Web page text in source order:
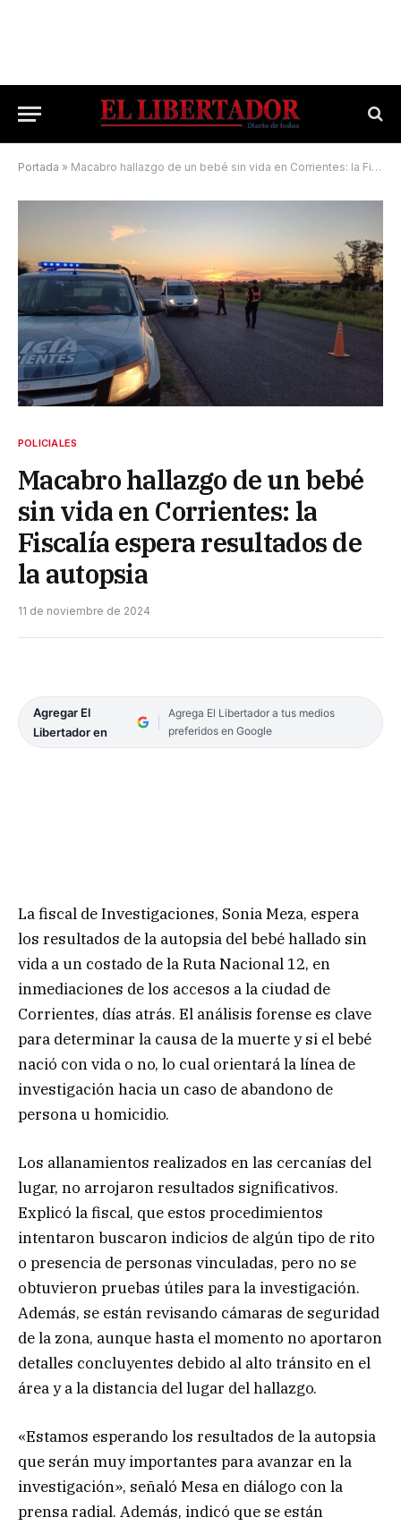
Portada » Macabro hallazgo de un bebé sin vida en Corrientes: la Fiscalía espera resultados de la autopsia
POLICIALES
Macabro hallazgo de un bebé
sin vida en Corrientes: la
Fiscalía espera resultados de
la autopsia
11 de noviembre de 2024
Agregar El
Libertador en
Agrega El Libertador a tus medios
preferidos en Google
La fiscal de Investigaciones, Sonia Meza, espera
los resultados de la autopsia del bebé hallado sin
vida a un costado de la Ruta Nacional 12, en
inmediaciones de los accesos a la ciudad de
Corrientes, días atrás. El análisis forense es clave
para determinar la causa de la muerte y si el bebé
nació con vida o no, lo cual orientará la línea de
investigación hacia un caso de abandono de
persona u homicidio.
Los allanamientos realizados en las cercanías del
lugar, no arrojaron resultados significativos.
Explicó la fiscal, que estos procedimientos
intentaron buscaron indicios de algún tipo de rito
o presencia de personas vinculadas, pero no se
obtuvieron pruebas útiles para la investigación.
Además, se están revisando cámaras de seguridad
de la zona, aunque hasta el momento no aportaron
detalles concluyentes debido al alto tránsito en el
área y a la distancia del lugar del hallazgo.
«Estamos esperando los resultados de la autopsia
que serán muy importantes para avanzar en la
investigación», señaló Mesa en diálogo con la
prensa radial. Además, indicó que se están